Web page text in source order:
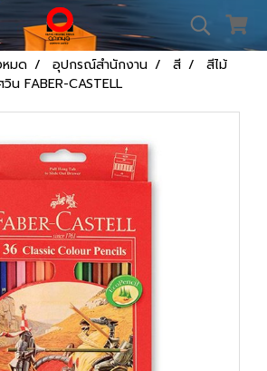
หมด อุปกรณ์สำนักงาน สี
สีไม้
น FABER-CASTELL